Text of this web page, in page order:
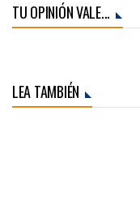
TU OPINIÓN VALE...
LEA TAMBIÉN